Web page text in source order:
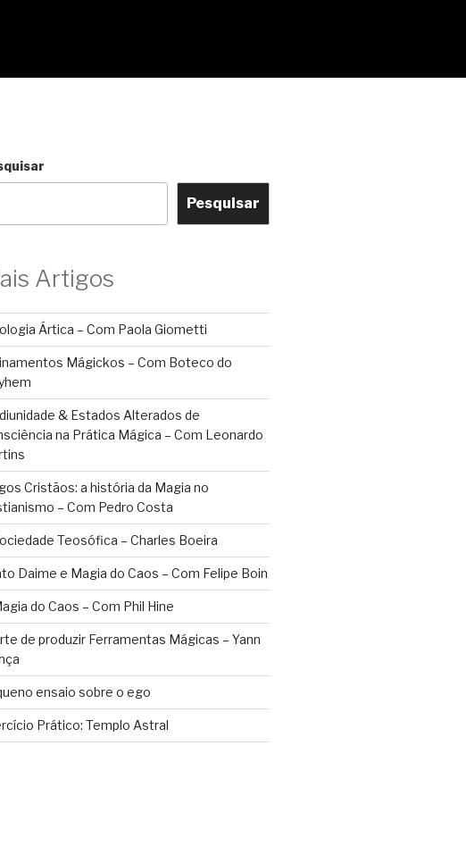
Pesquisar
Artigos
Ártica – Com Paola Giometti
Mágickos – Com Boteco do
& Estados Alterados de
na Prática Mágica – Com Leonardo
Cristãos: a história da Magia no
– Com Pedro Costa
Teosófica – Charles Boeira
Daime e Magia do Caos – Com Felipe Boin
do Caos – Com Phil Hine
de produzir Ferramentas Mágicas – Yann
ensaio sobre o ego
Prático: Templo Astral